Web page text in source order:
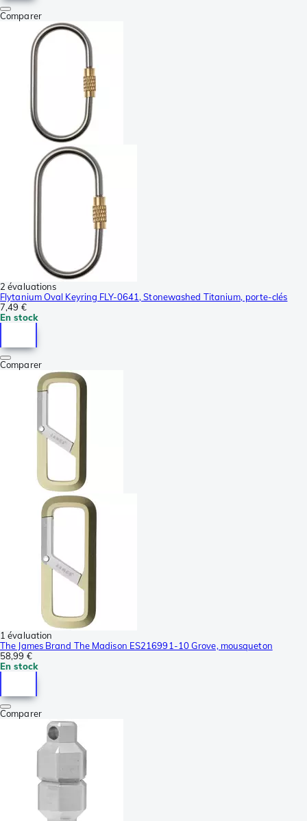
Comparer
2 évaluations
Flytanium Oval Keyring FLY-0641, Stonewashed Titanium, porte-clés
7,49 €
En stock
Comparer
1 évaluation
The James Brand The Madison ES216991-10 Grove, mousqueton
58,99 €
En stock
Comparer